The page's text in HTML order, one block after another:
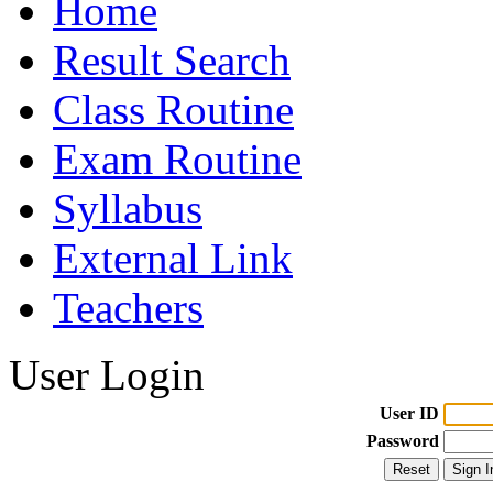
Home
Result Search
Class Routine
Exam Routine
Syllabus
External Link
Teachers
User Login
User ID
Password